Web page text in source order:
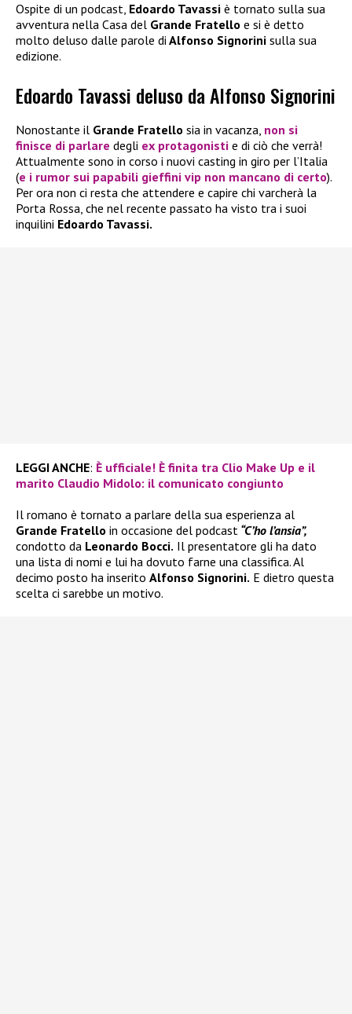
Ospite di un podcast, Edoardo Tavassi è tornato sulla sua
avventura nella Casa del Grande Fratello e si è detto
molto deluso dalle parole di Alfonso Signorini sulla sua
edizione.
Edoardo Tavassi deluso da Alfonso Signorini
Nonostante il Grande Fratello sia in vacanza, non si
finisce di parlare degli ex protagonisti e di ciò che verrà!
Attualmente sono in corso i nuovi casting in giro per l’Italia
(e i rumor sui papabili gieffini vip non mancano di certo).
Per ora non ci resta che attendere e capire chi varcherà la
Porta Rossa, che nel recente passato ha visto tra i suoi
inquilini Edoardo Tavassi.
LEGGI ANCHE: È ufficiale! È finita tra Clio Make Up e il
marito Claudio Midolo: il comunicato congiunto
Il romano è tornato a parlare della sua esperienza al
Grande Fratello in occasione del podcast “C’ho l’ansia”,
condotto da Leonardo Bocci. Il presentatore gli ha dato
una lista di nomi e lui ha dovuto farne una classifica. Al
decimo posto ha inserito Alfonso Signorini. E dietro questa
scelta ci sarebbe un motivo.